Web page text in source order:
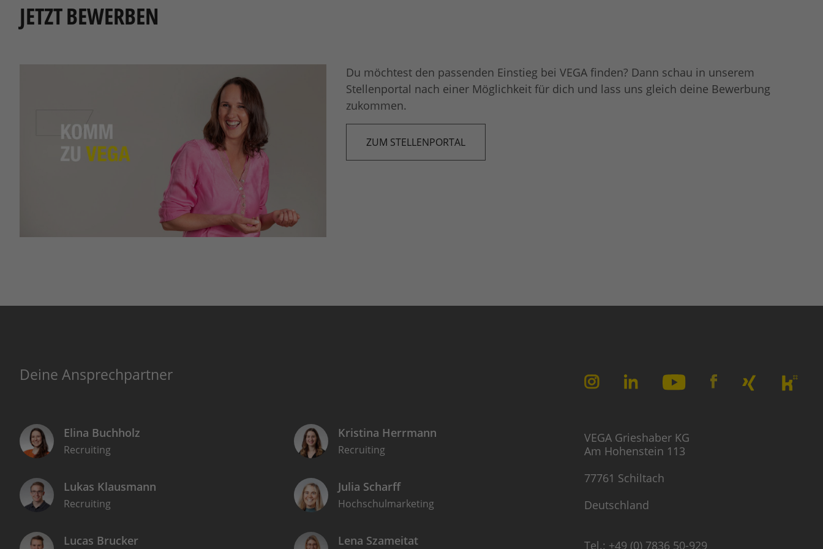
Du möchtest den passenden Einstieg bei VEGA finden? Dann schau in unserem
Stellenportal nach einer Möglichkeit für dich und lass uns gleich deine Bewerbung
zukommen.
ZUM STELLENPORTAL
Deine Ansprechpartner
Elina Buchholz
Recruiting
Kristina Herrmann
Recruiting
Lukas Klausmann
Recruiting
Julia Scharff
Hochschulmarketing
Lucas Brucker Lena Szameitat
VEGA Grieshaber KG
Am Hohenstein 113
77761 Schiltach
Deutschland
Tel.: +49 (0) 7836 50-929
Nutzungsstatistiken
Wir erfassen pseudonymisierte Nutzerstatistiken über die Verwendung der
Webseite, um diese stetig zu optimieren.
Marketing
Marketing-Cookies erlauben uns die Nutzung zielgruppenbasierter
Onlinewerbung.
EINSTELLUNGEN SPEICHERN